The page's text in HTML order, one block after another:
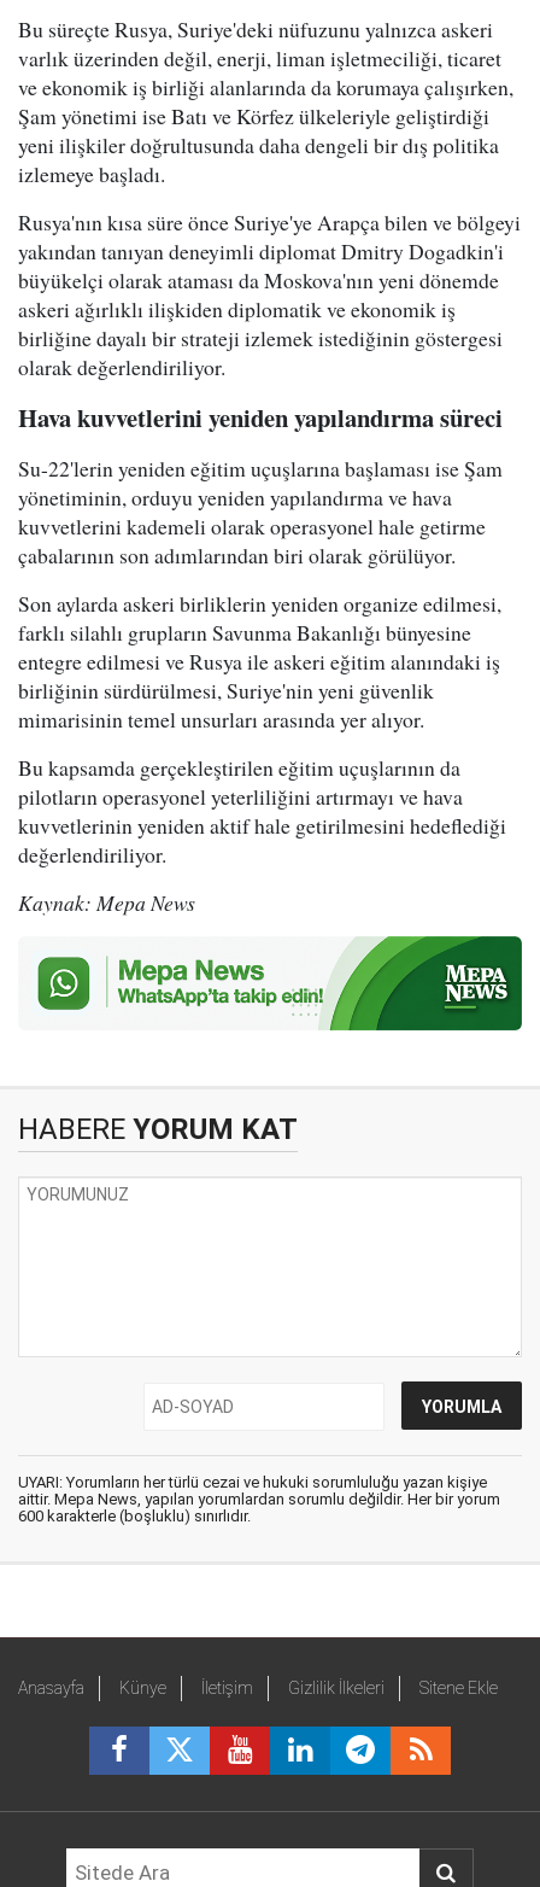
Bu süreçte Rusya, Suriye'deki nüfuzunu yalnızca askeri
varlık üzerinden değil, enerji, liman işletmeciliği, ticaret
ve ekonomik iş birliği alanlarında da korumaya çalışırken,
Şam yönetimi ise Batı ve Körfez ülkeleriyle geliştirdiği
yeni ilişkiler doğrultusunda daha dengeli bir dış politika
izlemeye başladı.
Rusya'nın kısa süre önce Suriye'ye Arapça bilen ve bölgeyi
yakından tanıyan deneyimli diplomat Dmitry Dogadkin'i
büyükelçi olarak ataması da Moskova'nın yeni dönemde
askeri ağırlıklı ilişkiden diplomatik ve ekonomik iş
birliğine dayalı bir strateji izlemek istediğinin göstergesi
olarak değerlendiriliyor.
Hava kuvvetlerini yeniden yapılandırma süreci
Su-22'lerin yeniden eğitim uçuşlarına başlaması ise Şam
yönetiminin, orduyu yeniden yapılandırma ve hava
kuvvetlerini kademeli olarak operasyonel hale getirme
çabalarının son adımlarından biri olarak görülüyor.
Son aylarda askeri birliklerin yeniden organize edilmesi,
farklı silahlı grupların Savunma Bakanlığı bünyesine
entegre edilmesi ve Rusya ile askeri eğitim alanındaki iş
birliğinin sürdürülmesi, Suriye'nin yeni güvenlik
mimarisinin temel unsurları arasında yer alıyor.
Bu kapsamda gerçekleştirilen eğitim uçuşlarının da
pilotların operasyonel yeterliliğini artırmayı ve hava
kuvvetlerinin yeniden aktif hale getirilmesini hedeflediği
değerlendiriliyor.
Kaynak: Mepa News
HABERE YORUM KAT
UYARI: Yorumların her türlü cezai ve hukuki sorumluluğu yazan kişiye
aittir. Mepa News, yapılan yorumlardan sorumlu değildir. Her bir yorum
600 karakterle (boşluklu) sınırlıdır.
Anasayfa Künye İletişim Gizlilik İlkeleri Sitene Ekle